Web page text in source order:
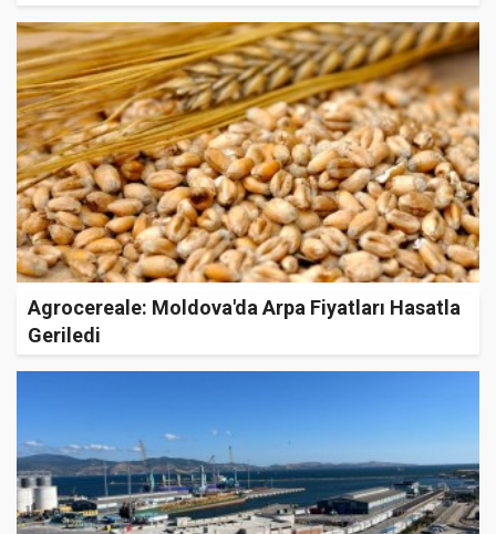
Agrocereale: Moldova'da Arpa Fiyatları Hasatla
Geriledi